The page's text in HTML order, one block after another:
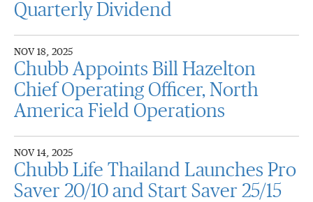
Quarterly Dividend
NOV 18, 2025
Chubb Appoints Bill Hazelton
Chief Operating Officer, North
America Field Operations
NOV 14, 2025
Chubb Life Thailand Launches Pro
Saver 20/10 and Start Saver 25/15